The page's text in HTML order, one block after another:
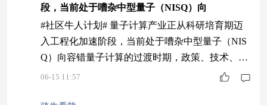
段，当前处于嘈杂中型量子（NISQ）向
#社区牛人计划# 量子计算产业正从科研培育期迈
入工程化加速阶段，当前处于嘈杂中型量子（NIS
Q）向容错量子计算的过渡时期，政策、技术、需
求三维共振驱动产业化提速。从市场空间看，2024
06-15 11:57